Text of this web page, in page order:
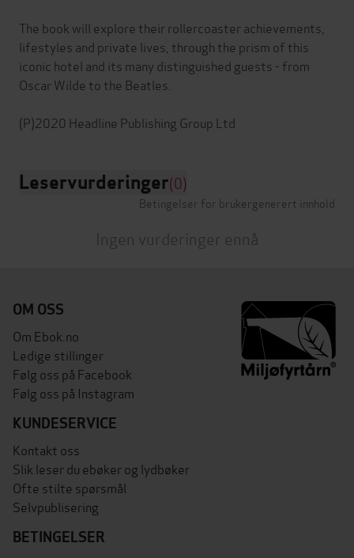
The book will explore their rollercoaster achievements,
lifestyles and private lives, through the prism of this
iconic hotel and its many distinguished guests - from
Oscar Wilde to the Beatles.
Leservurderinger(0)
Betingelser for brukergenerert innhold
Ingen vurderinger ennå
OM OSS
Om Ebok.no
Ledige stillinger
Følg oss på Facebook
Følg oss på Instagram
KUNDESERVICE
Kontakt oss
Slik leser du ebøker og lydbøker
Ofte stilte spørsmål
Selvpublisering
BETINGELSER